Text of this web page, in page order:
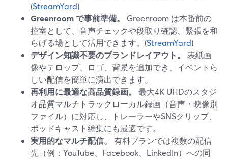
(StreamYard)
Greenroom で事前準備。
Greenroom は本番前の
控室として、音声チェックや段取り確認、緊張を和
らげる場として活用できます。(StreamYard)
デザイン知識不要のブランドレイアウト。
表紙画
像やテロップ、ロゴ、背景を追加でき、イベントら
しい配信を簡単に演出できます。
再利用に最適な高品質録画。
最大4K UHDのスタジ
オ品質マルチトラックローカル録画（音声・映像別
ファイル）に対応し、トレーラーやSNSクリップ、
ポッドキャスト編集にも最適です。
実用的なマルチ配信。
有料プランでは複数の配信
先（例：YouTube、Facebook、LinkedIn）への同